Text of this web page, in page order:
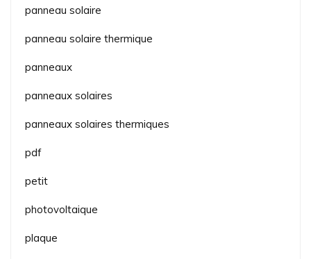
panneau solaire
panneau solaire thermique
panneaux
panneaux solaires
panneaux solaires thermiques
pdf
petit
photovoltaique
plaque